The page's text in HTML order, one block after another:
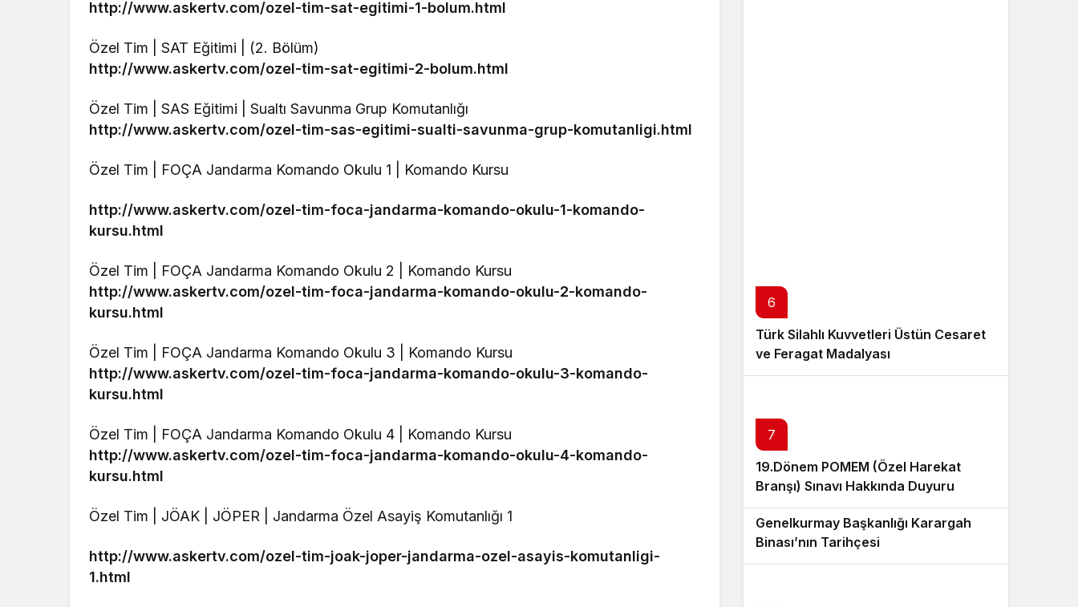
http://www.askertv.com/ozel-tim-sat-egitimi-1-bolum.html
Özel Tim | SAT Eğitimi | (2. Bölüm)
http://www.askertv.com/ozel-tim-sat-egitimi-2-bolum.html
Özel Tim | SAS Eğitimi | Sualtı Savunma Grup Komutanlığı
http://www.askertv.com/ozel-tim-sas-egitimi-sualti-savunma-grup-komutanligi.html
Özel Tim | FOÇA Jandarma Komando Okulu 1 | Komando Kursu
http://www.askertv.com/ozel-tim-foca-jandarma-komando-okulu-1-komando-
kursu.html
Özel Tim | FOÇA Jandarma Komando Okulu 2 | Komando Kursu
http://www.askertv.com/ozel-tim-foca-jandarma-komando-okulu-2-komando-
kursu.html
Özel Tim | FOÇA Jandarma Komando Okulu 3 | Komando Kursu
http://www.askertv.com/ozel-tim-foca-jandarma-komando-okulu-3-komando-
kursu.html
Özel Tim | FOÇA Jandarma Komando Okulu 4 | Komando Kursu
http://www.askertv.com/ozel-tim-foca-jandarma-komando-okulu-4-komando-
kursu.html
Özel Tim | JÖAK | JÖPER | Jandarma Özel Asayiş Komutanlığı 1
http://www.askertv.com/ozel-tim-joak-joper-jandarma-ozel-asayis-komutanligi-
1.html
6
Türk Silahlı Kuvvetleri Üstün Cesaret
ve Feragat Madalyası
7
19.Dönem POMEM (Özel Harekat
Branşı) Sınavı Hakkında Duyuru
8
Genelkurmay Başkanlığı Karargah
Binası’nın Tarihçesi